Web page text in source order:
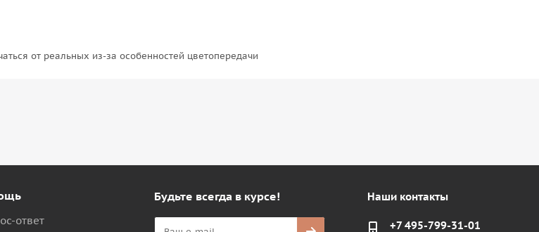
от реальных из-за особенностей цветопередачи
ответ
Будьте всегда в курсе! Наши контакты
+7 495-799-31-01